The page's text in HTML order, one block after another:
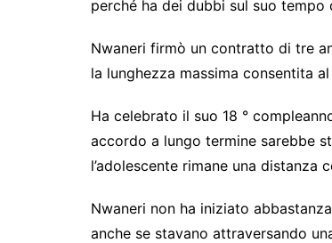
perché ha dei dubbi sul suo
Nwaneri firmò un contratto di tre
la lunghezza massima consentita
Ha celebrato il suo 18 °
accordo a lungo termine sarebbe
l’adolescente rimane una distanza
Nwaneri non ha iniziato
anche se stavano attraversando